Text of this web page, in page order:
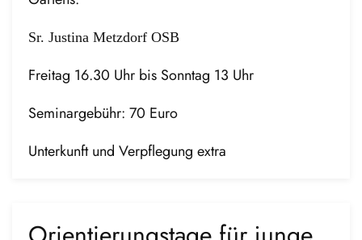
Sr. Justina Metzdorf OSB
Freitag 16.30 Uhr bis Sonntag 13 Uhr
Seminargebühr: 70 Euro
Unterkunft und Verpflegung extra